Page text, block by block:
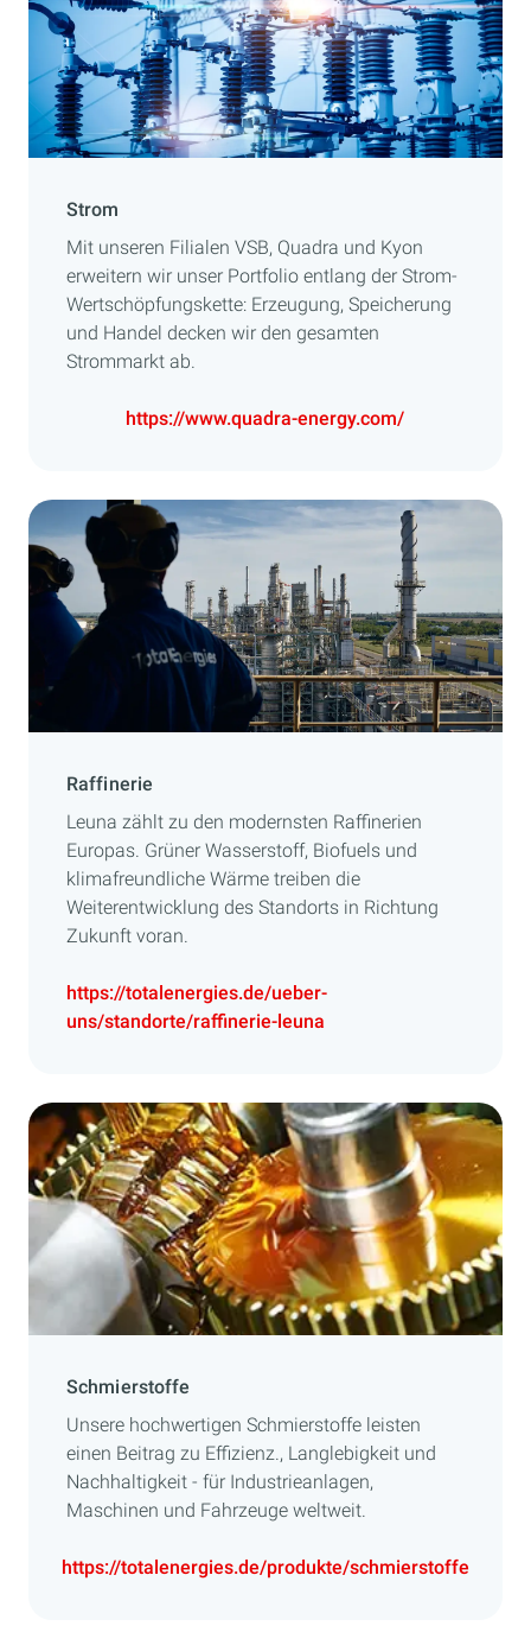
Strom
Mit unseren Filialen VSB, Quadra und Kyon
erweitern wir unser Portfolio entlang der Strom-
Wertschöpfungskette: Erzeugung, Speicherung
und Handel decken wir den gesamten
Strommarkt ab.
https://www.quadra-energy.com/
Raffinerie
Leuna zählt zu den modernsten Raffinerien
Europas. Grüner Wasserstoff, Biofuels und
klimafreundliche Wärme treiben die
Weiterentwicklung des Standorts in Richtung
Zukunft voran.
https://totalenergies.de/ueber-
uns/standorte/raffinerie-leuna
Schmierstoffe
Unsere hochwertigen Schmierstoffe leisten
einen Beitrag zu Effizienz., Langlebigkeit und
Nachhaltigkeit - für Industrieanlagen,
Maschinen und Fahrzeuge weltweit.
https://totalenergies.de/produkte/schmierstoffe